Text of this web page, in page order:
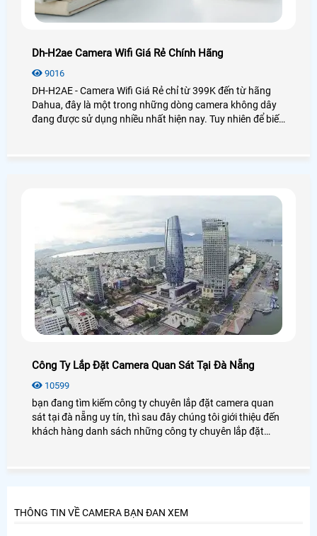
Dh-H2ae Camera Wifi Giá Rẻ Chính Hãng
9016
DH-H2AE - Camera Wifi Giá Rẻ chỉ từ 399K đến từ hãng
Dahua, đây là một trong những dòng camera không dây
đang được sử dụng nhiều nhất hiện nay. Tuy nhiên để biết
Công Ty Lắp Đặt Camera Quan Sát Tại Đà Nẵng
10599
bạn đang tìm kiếm công ty chuyên lắp đặt camera quan
sát tại đà nẵng uy tín, thì sau đây chúng tôi giới thiệu đến
khách hàng danh sách những công ty chuyên lắp đặt
THÔNG TIN VỀ CAMERA BẠN ĐAN XEM